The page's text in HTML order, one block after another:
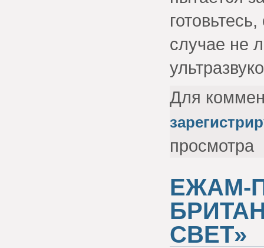
случае не
Для
просмотра
ЕЖАМ-
СВЕТ»